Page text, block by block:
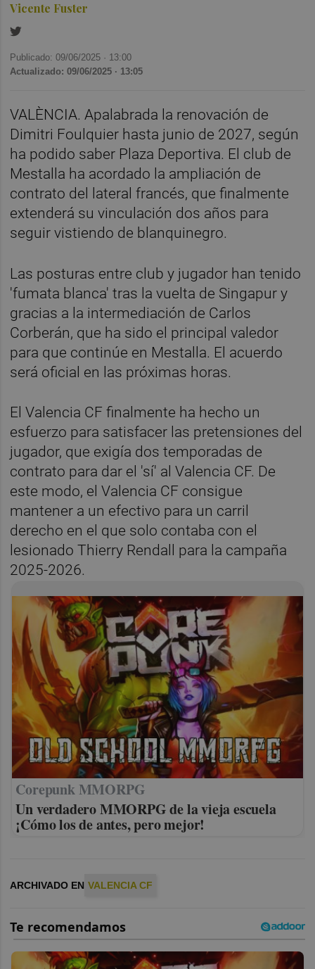
Vicente Fuster
Publicado: 09/06/2025 · 13:00
Actualizado: 09/06/2025 · 13:05
VALÈNCIA. Apalabrada la renovación de
Dimitri Foulquier hasta junio de 2027, según
ha podido saber Plaza Deportiva. El club de
Mestalla ha acordado la ampliación de
contrato del lateral francés, que finalmente
extenderá su vinculación dos años para
seguir vistiendo de blanquinegro.
Las posturas entre club y jugador han tenido
'fumata blanca' tras la vuelta de Singapur y
gracias a la intermediación de Carlos
Corberán, que ha sido el principal valedor
para que continúe en Mestalla. El acuerdo
será oficial en las próximas horas.
El Valencia CF finalmente ha hecho un
esfuerzo para satisfacer las pretensiones del
jugador, que exigía dos temporadas de
contrato para dar el 'sí' al Valencia CF. De
este modo, el Valencia CF consigue
mantener a un efectivo para un carril
derecho en el que solo contaba con el
lesionado Thierry Rendall para la campaña
2025-2026.
Corepunk MMORPG
Un verdadero MMORPG de la vieja escuela
¡Cómo los de antes, pero mejor!
ARCHIVADO EN VALENCIA CF